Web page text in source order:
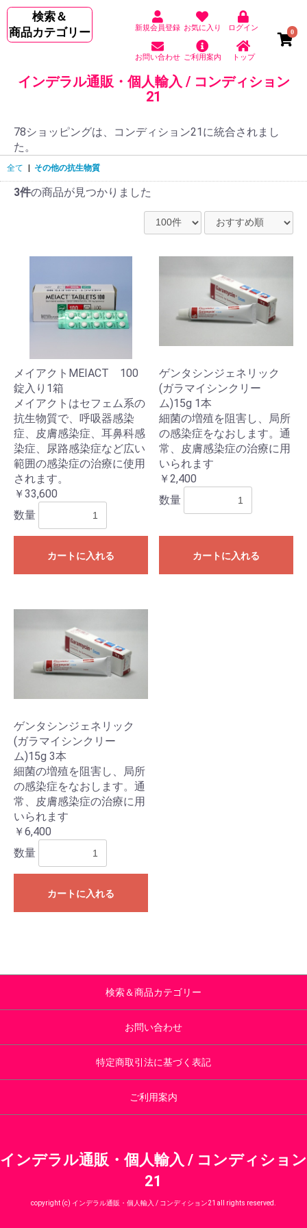
検索＆
商品カテゴリー
新規会員登録 お気に入り ログイン
お問い合わせ ご利用案内 トップ
0
インデラル通販・個人輸入 / コンディション
21
78ショッピングは、コンディション21に統合されまし
た。
全て その他の抗生物質
3件の商品が見つかりました
メイアクトMEIACT 100
錠入り1箱
メイアクトはセフェム系の
抗生物質で、呼吸器感染
症、皮膚感染症、耳鼻科感
染症、尿路感染症など広い
範囲の感染症の治療に使用
されます。
￥33,600
数量
カートに入れる
ゲンタシンジェネリック
(ガラマイシンクリー
ム)15g 1本
細菌の増殖を阻害し、局所
の感染症をなおします。通
常、皮膚感染症の治療に用
いられます
￥2,400
数量
カートに入れる
ゲンタシンジェネリック
(ガラマイシンクリー
ム)15g 3本
細菌の増殖を阻害し、局所
の感染症をなおします。通
常、皮膚感染症の治療に用
いられます
￥6,400
数量
カートに入れる
お買い物を続ける
検索＆商品カテゴリー
お問い合わせ
特定商取引法に基づく表記
ご利用案内
インデラル通販・個人輸入 / コンディション
21
copyright (c) インデラル通販・個人輸入 / コンディション21 all rights reserved.